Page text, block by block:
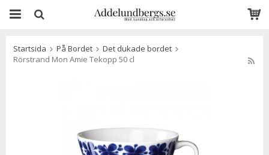
Startsida På Bordet
Det dukade bordet
Rörstrand Mon Amie Tekopp 50 cl